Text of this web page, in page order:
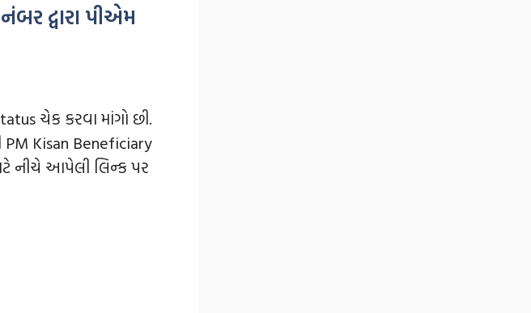
દ્વારા પીએમ
ચેક કરવા માંગો છી.
Kisan Beneficiary
નીચે આપેલી લિન્ક પર